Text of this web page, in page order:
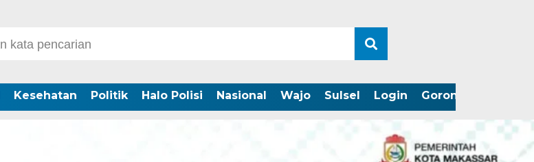
Kesehatan Politik Halo Polisi Nasional Wajo Sulsel Login Gorontalo